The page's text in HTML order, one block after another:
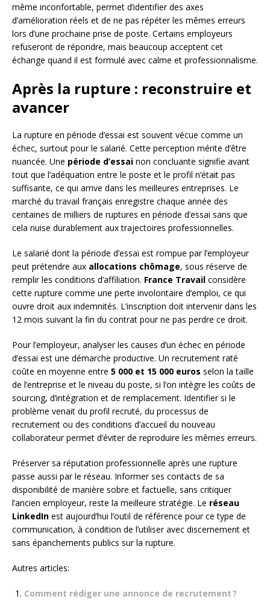
même inconfortable, permet d’identifier des axes
d’amélioration réels et de ne pas répéter les mêmes erreurs
lors d’une prochaine prise de poste. Certains employeurs
refuseront de répondre, mais beaucoup acceptent cet
échange quand il est formulé avec calme et professionnalisme.
Après la rupture : reconstruire et
avancer
La rupture en période d’essai est souvent vécue comme un
échec, surtout pour le salarié. Cette perception mérite d’être
nuancée. Une période d’essai non concluante signifie avant
tout que l’adéquation entre le poste et le profil n’était pas
suffisante, ce qui arrive dans les meilleures entreprises. Le
marché du travail français enregistre chaque année des
centaines de milliers de ruptures en période d’essai sans que
cela nuise durablement aux trajectoires professionnelles.
Le salarié dont la période d’essai est rompue par l’employeur
peut prétendre aux allocations chômage, sous réserve de
remplir les conditions d’affiliation. France Travail considère
cette rupture comme une perte involontaire d’emploi, ce qui
ouvre droit aux indemnités. L’inscription doit intervenir dans les
12 mois suivant la fin du contrat pour ne pas perdre ce droit.
Pour l’employeur, analyser les causes d’un échec en période
d’essai est une démarche productive. Un recrutement raté
coûte en moyenne entre 5 000 et 15 000 euros selon la taille
de l’entreprise et le niveau du poste, si l’on intègre les coûts de
sourcing, d’intégration et de remplacement. Identifier si le
problème venait du profil recruté, du processus de
recrutement ou des conditions d’accueil du nouveau
collaborateur permet d’éviter de reproduire les mêmes erreurs.
Préserver sa réputation professionnelle après une rupture
passe aussi par le réseau. Informer ses contacts de sa
disponibilité de manière sobre et factuelle, sans critiquer
l’ancien employeur, reste la meilleure stratégie. Le réseau
LinkedIn est aujourd’hui l’outil de référence pour ce type de
communication, à condition de l’utiliser avec discernement et
sans épanchements publics sur la rupture.
Autres articles:
Comment rédiger une annonce de recrutement ?